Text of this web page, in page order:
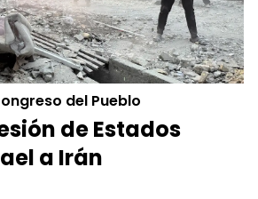
del Pueblo
de Estados
a Irán